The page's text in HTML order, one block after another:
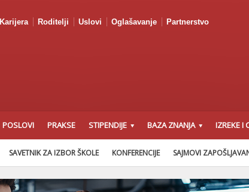
Karijera Roditelji Uslovi Oglašavanje Partnerstvo
POSLOVI PRAKSE STIPENDIJE BAZA ZNANJA IZREKE I
SAVETNIK ZA IZBOR ŠKOLE KONFERENCIJE SAJMOVI